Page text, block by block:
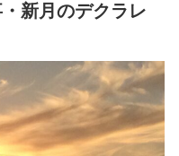
新月のデクラレ